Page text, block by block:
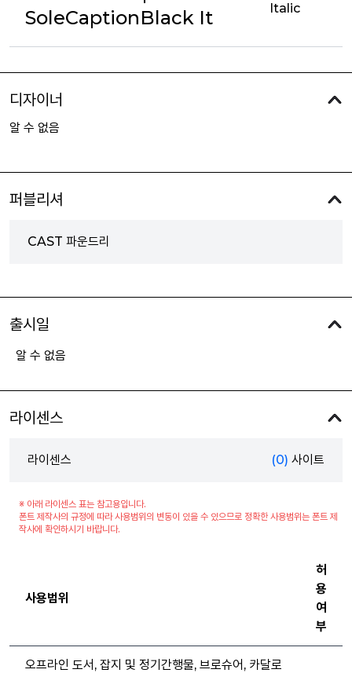
SoleCaptionBlack It
Italic
디자이너
알 수 없음
퍼블리셔
CAST 파운드리
출시일
알 수 없음
라이센스
라이센스 (0) 사이트
※ 아래 라이센스 표는 참고용입니다.
폰트 제작사의 규정에 따라 사용범위의 변동이 있을 수 있으므로 정확한 사용범위는 폰트 제
작사에 확인하시기 바랍니다.
사용범위
허
용
여
부
오프라인 도서, 잡지 및 정기간행물, 브로슈어, 카달로